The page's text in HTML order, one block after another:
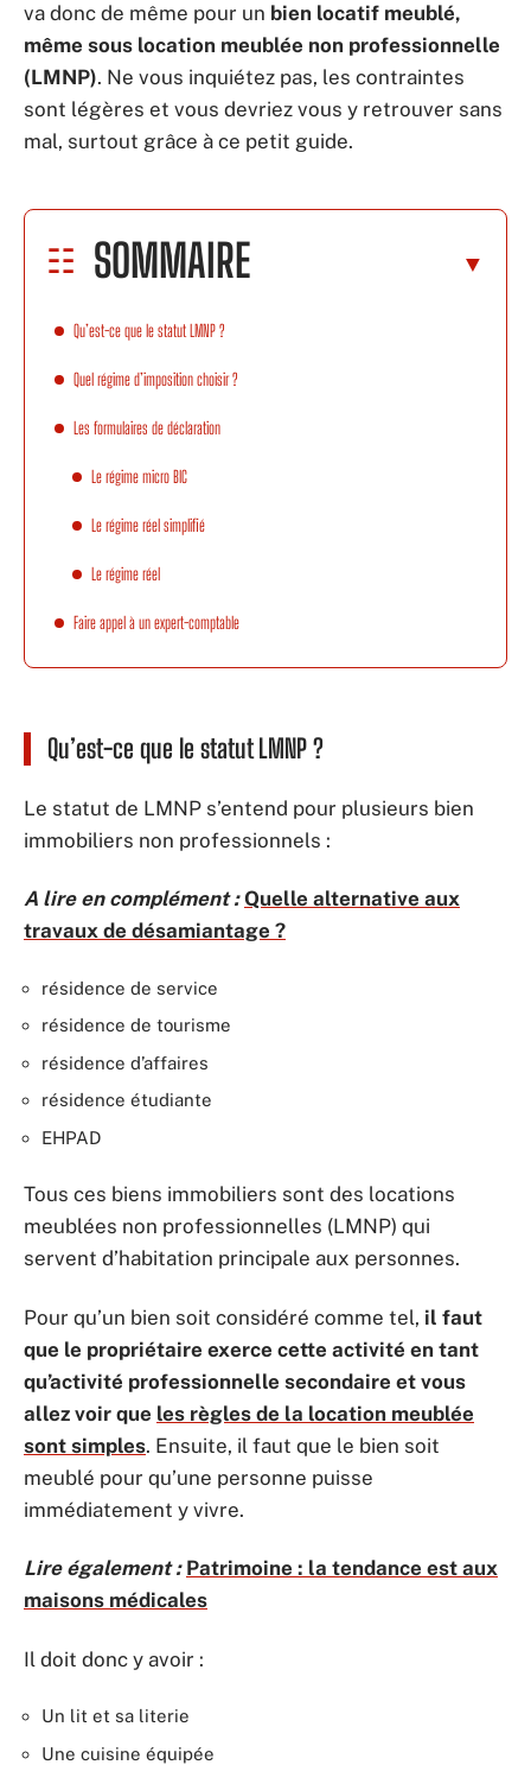
va donc de même pour un bien locatif meublé,
même sous location meublée non professionnelle
(LMNP). Ne vous inquiétez pas, les contraintes
sont légères et vous devriez vous y retrouver sans
mal, surtout grâce à ce petit guide.
SOMMAIRE
Qu’est-ce que le statut LMNP ?
Quel régime d’imposition choisir ?
Les formulaires de déclaration
Le régime micro BIC
Le régime réel simplifié
Le régime réel
Faire appel à un expert-comptable
Qu’est-ce que le statut LMNP ?
Le statut de LMNP s’entend pour plusieurs bien
immobiliers non professionnels :
A lire en complément : Quelle alternative aux
travaux de désamiantage ?
résidence de service
résidence de tourisme
résidence d’affaires
résidence étudiante
EHPAD
Tous ces biens immobiliers sont des locations
meublées non professionnelles (LMNP) qui
servent d’habitation principale aux personnes.
Pour qu’un bien soit considéré comme tel, il faut
que le propriétaire exerce cette activité en tant
qu’activité professionnelle secondaire et vous
allez voir que les règles de la location meublée
sont simples. Ensuite, il faut que le bien soit
meublé pour qu’une personne puisse
immédiatement y vivre.
Lire également : Patrimoine : la tendance est aux
maisons médicales
Il doit donc y avoir :
Un lit et sa literie
Une cuisine équipée